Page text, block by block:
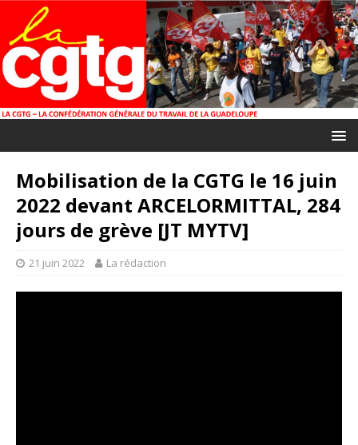
Mobilisation de la CGTG le 16 juin
2022 devant ARCELORMITTAL, 284
jours de grève [JT MYTV]
21 juin 2022 La rédaction